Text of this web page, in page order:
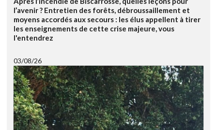
l’avenir ? Entretien des forêts, débroussaillement et
moyens accordés aux secours : les élus appellent à tirer
les enseignements de cette crise majeure, vous
l'entendrez
03/08/26